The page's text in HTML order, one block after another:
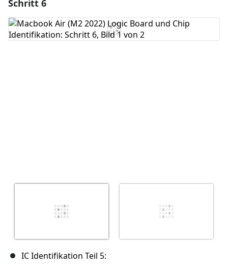
Kommentar hinzufügen
Schritt 6
IC Identifikation Teil 5: